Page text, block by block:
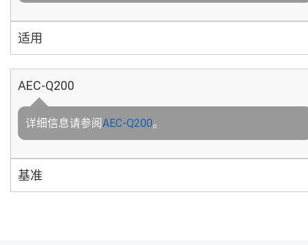
适用
AEC-Q200
详细信息请参阅AEC-Q200。
基准